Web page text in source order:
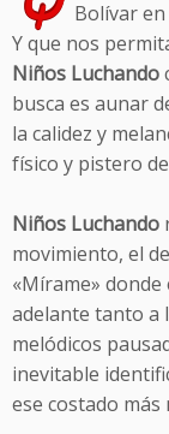
Bolívar
Y que nos
Niños Luchando
busca es aunar
la calidez y
físico y pistero
Niños Luchando
movimiento, el
«Mírame»
adelante tanto a
melódicos
inevitable
ese costado más